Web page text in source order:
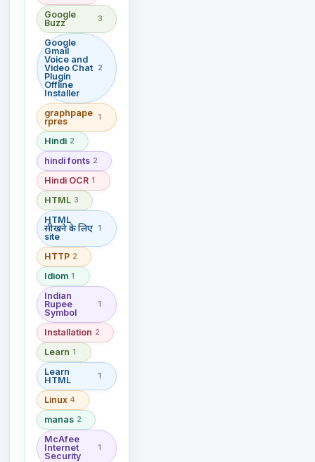
Google
Buzz
3
Google
Gmail
Voice and
Video Chat
Plugin
Offline
Installer
2
graphpape
rpres
1
Hindi 2
hindi fonts 2
Hindi OCR 1
HTML 3
HTML
सीखने के लिए
site
1
HTTP 2
Idiom 1
Indian
Rupee
Symbol
1
Installation 2
Learn 1
Learn
HTML
1
Linux 4
manas 2
McAfee
Internet
Security
1